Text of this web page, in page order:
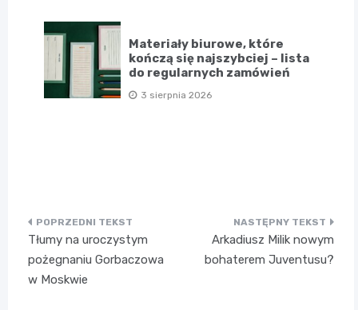
Materiały biurowe, które
kończą się najszybciej – lista
do regularnych zamówień
3 sierpnia 2026
Nawigacja
wpisu
Tłumy na uroczystym
pożegnaniu Gorbaczowa
w Moskwie
Arkadiusz Milik nowym
bohaterem Juventusu?